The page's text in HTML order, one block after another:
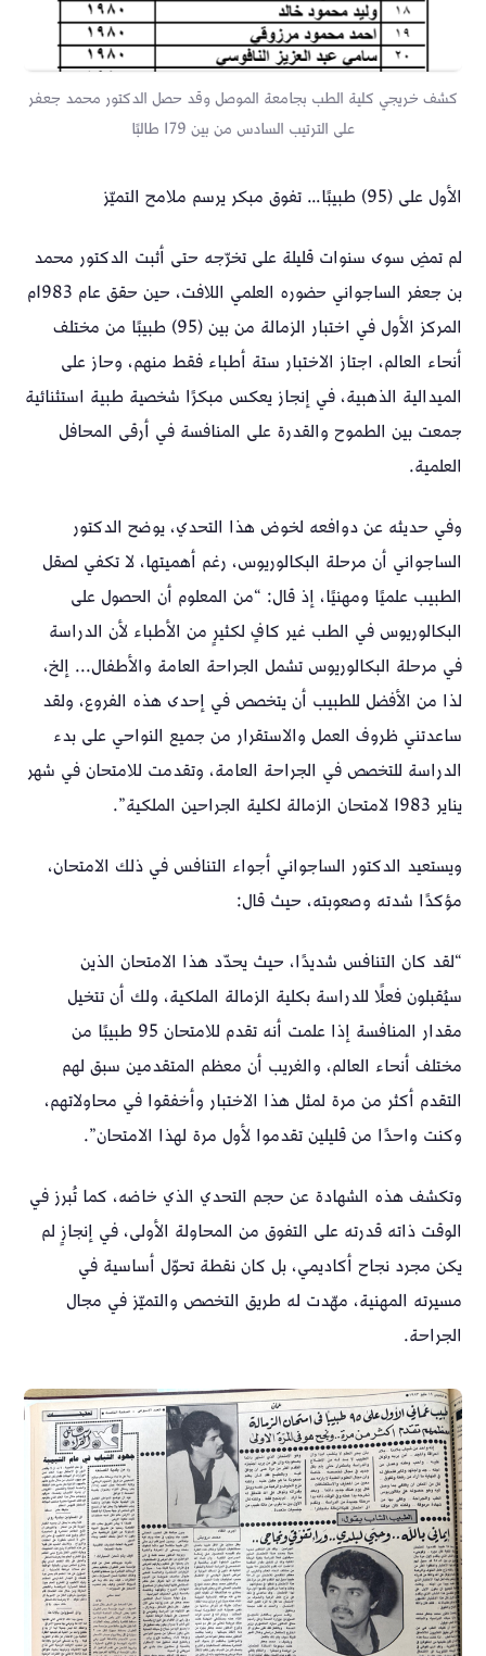
كشف خريجي كلية الطب بجامعة الموصل وقد حصل الدكتور محمد جعفر
على الترتيب السادس من بين 179 طالبًا
الأول على (95) طبيبًا… تفوق مبكر يرسم ملامح التميّز
لم تمضِ سوى سنوات قليلة على تخرّجه حتى أثبت الدكتور محمد
بن جعفر الساجواني حضوره العلمي اللافت، حين حقق عام 1983م
المركز الأول في اختبار الزمالة من بين (95) طبيبًا من مختلف
أنحاء العالم، اجتاز الاختبار ستة أطباء فقط منهم، وحاز على
الميدالية الذهبية، في إنجاز يعكس مبكرًا شخصية طبية استثنائية
جمعت بين الطموح والقدرة على المنافسة في أرقى المحافل
العلمية.
وفي حديثه عن دوافعه لخوض هذا التحدي، يوضح الدكتور
الساجواني أن مرحلة البكالوريوس، رغم أهميتها، لا تكفي لصقل
الطبيب علميًا ومهنيًا، إذ قال: “من المعلوم أن الحصول على
البكالوريوس في الطب غير كافٍ لكثيرٍ من الأطباء لأن الدراسة
في مرحلة البكالوريوس تشمل الجراحة العامة والأطفال... إلخ،
لذا من الأفضل للطبيب أن يتخصص في إحدى هذه الفروع، ولقد
ساعدتني ظروف العمل والاستقرار من جميع النواحي على بدء
الدراسة للتخصص في الجراحة العامة، وتقدمت للامتحان في شهر
يناير 1983 لامتحان الزمالة لكلية الجراحين الملكية”.
ويستعيد الدكتور الساجواني أجواء التنافس في ذلك الامتحان،
مؤكدًا شدته وصعوبته، حيث قال:
“لقد كان التنافس شديدًا، حيث يحدّد هذا الامتحان الذين
سيُقبلون فعلًا للدراسة بكلية الزمالة الملكية، ولك أن تتخيل
مقدار المنافسة إذا علمت أنه تقدم للامتحان 95 طبيبًا من
مختلف أنحاء العالم، والغريب أن معظم المتقدمين سبق لهم
التقدم أكثر من مرة لمثل هذا الاختبار وأخفقوا في محاولاتهم،
وكنت واحدًا من قليلين تقدموا لأول مرة لهذا الامتحان”.
وتكشف هذه الشهادة عن حجم التحدي الذي خاضه، كما تُبرز في
الوقت ذاته قدرته على التفوق من المحاولة الأولى، في إنجازٍ لم
يكن مجرد نجاح أكاديمي، بل كان نقطة تحوّل أساسية في
مسيرته المهنية، مهّدت له طريق التخصص والتميّز في مجال
الجراحة.